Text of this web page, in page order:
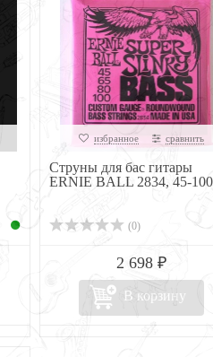
избранное сравнить
Струны для бас гитары
ERNIE BALL 2834, 45-100
(0)
2 698 ₽
В корзину